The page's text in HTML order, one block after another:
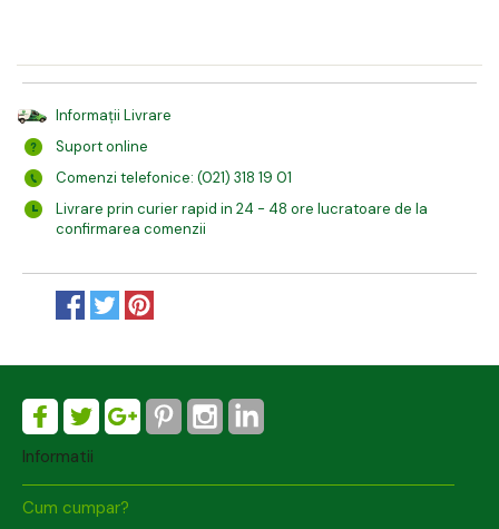
Informații Livrare
Suport online
Comenzi telefonice: (021) 318 19 01
Livrare prin curier rapid in 24 - 48 ore lucratoare de la
confirmarea comenzii
Informatii
Cum cumpar?